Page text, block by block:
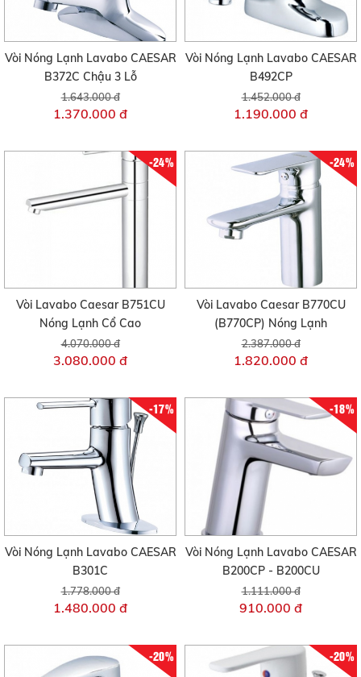
Vòi Nóng Lạnh Lavabo CAESAR
B372C Chậu 3 Lỗ
1.643.000 đ
1.370.000 đ
Vòi Nóng Lạnh Lavabo CAESAR
B492CP
1.452.000 đ
1.190.000 đ
-24%
Vòi Lavabo Caesar B751CU
Nóng Lạnh Cổ Cao
4.070.000 đ
3.080.000 đ
-24%
Vòi Lavabo Caesar B770CU
(B770CP) Nóng Lạnh
2.387.000 đ
1.820.000 đ
-17%
Vòi Nóng Lạnh Lavabo CAESAR
B301C
1.778.000 đ
1.480.000 đ
-18%
Vòi Nóng Lạnh Lavabo CAESAR
B200CP - B200CU
1.111.000 đ
910.000 đ
-20% -20%